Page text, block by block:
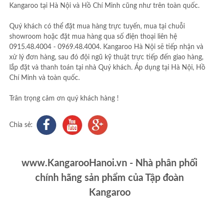
Kangaroo tại Hà Nội và Hồ Chí Minh cũng như trên toàn quốc.
Quý khách có thể đặt mua hàng trực tuyến, mua tại chuỗi
showroom hoặc đặt mua hàng qua số điện thoại liên hệ
0915.48.4004 - 0969.48.4004. Kangaroo Hà Nội sẽ tiếp nhận và
xử lý đơn hàng, sau đó đội ngũ kỹ thuật trực tiếp đến giao hàng,
lắp đặt và thanh toán tại nhà Quý khách. Áp dụng tại Hà Nội, Hồ
Chí Minh và toàn quốc.
Trân trọng cảm ơn quý khách hàng !
Chia sẻ:
www.KangarooHanoi.vn - Nhà phân phối
chính hãng sản phẩm của Tập đoàn
Kangaroo